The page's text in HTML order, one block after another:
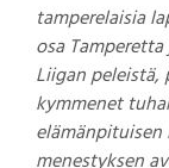
tamperelaisia
osa
Liigan
kymmenet